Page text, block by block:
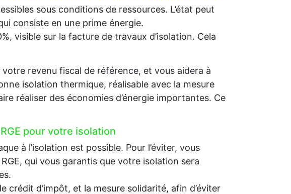
sous conditions de ressources. L’état peut
consiste en une prime énergie.
visible sur la facture de travaux d’isolation. Cela
revenu fiscal de référence, et vous aidera à
isolation thermique, réalisable avec la mesure
réaliser des économies d’énergie importantes. Ce
pour votre isolation
à l’isolation est possible. Pour l’éviter, vous
qui vous garantis que votre isolation sera
crédit d’impôt, et la mesure solidarité, afin d’éviter